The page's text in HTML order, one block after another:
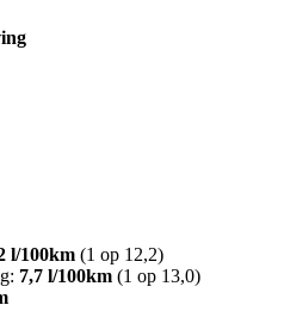
l/100km (1 op 12,2)
7,7 l/100km (1 op 13,0)